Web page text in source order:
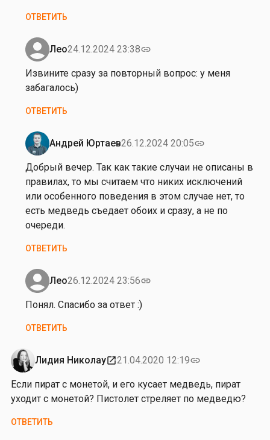
ОТВЕТИТЬ
Лео24.12.2024 23:38link
Ответ
на
А
д
е
й
,
д
о
б
р
ы
в
е
ч
р
С
е
й
ч
а
Извините сразу за повторный вопрос: у меня
забагалось)
ОТВЕТИТЬ
Андрей Юртаев26.12.2024 20:05link
Ответ
на
И
з
в
и
и
е
р
а
у
з
а
п
в
Добрый вечер. Так как такие случаи не описаны в
правилах, то мы считаем что никих исключений
или особенного поведения в этом случае нет, то
есть медведь съедает обоих и сразу, а не по
очереди.
ОТВЕТИТЬ
Лео26.12.2024 23:56link
Ответ
на
о
р
ы
й
в
е
Понял. Спасибо за ответ :)
ОТВЕТИТЬ
Лидия Николауopen_in_new21.04.2020 12:19link
Если пират с монетой, и его кусает медведь, пират
уходит с монетой? Пистолет стреляет по медведю?
ОТВЕТИТЬ